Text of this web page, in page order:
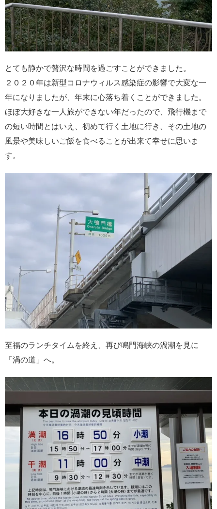
とても静かで贅沢な時間を過ごすことができました。
２０２０年は新型コロナウィルス感染症の影響で大変な一
年になりましたが、年末に心落ち着くことができました。
ほぼ大好きな一人旅ができない年だったので、飛行機まで
の短い時間とはいえ、初めて行く土地に行き、その土地の
風景や美味しいご飯を食べることが出来て幸せに思いま
す。
至福のランチタイムを終え、再び鳴門海峡の渦潮を見に
「渦の道」へ。